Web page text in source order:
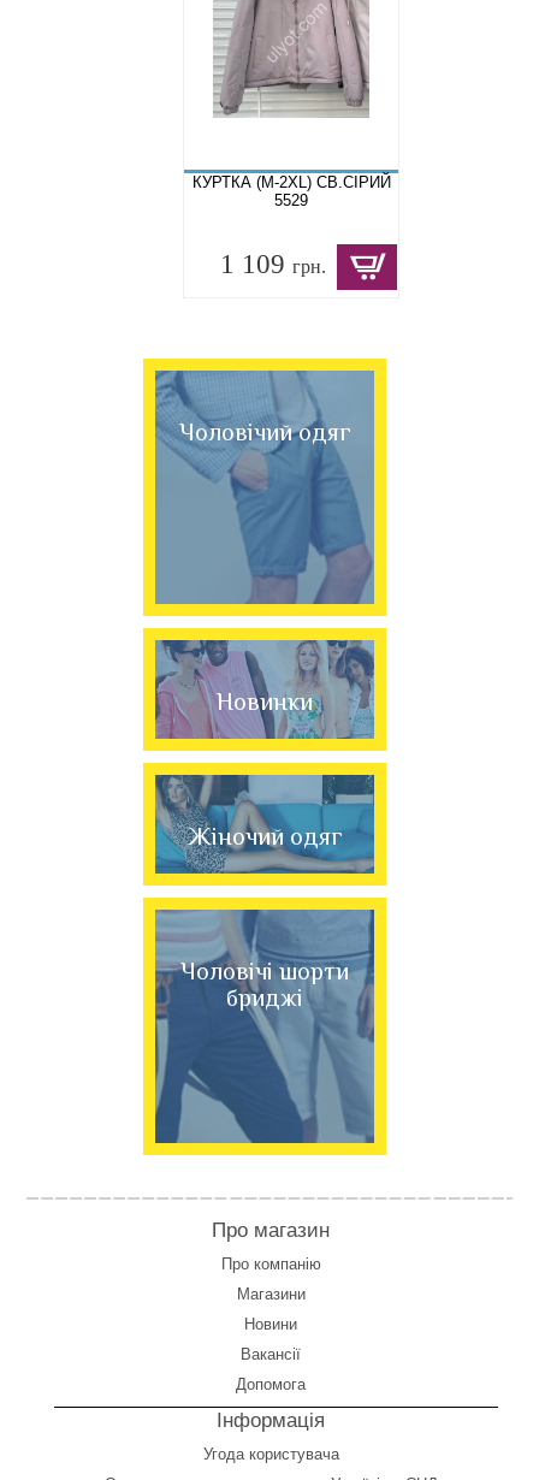
КУРТКА (M-2XL) СВ.СІРИЙ
5529
1 109грн.
Чоловічий одяг
Новинки
Жіночий одяг
Чоловічі шорти
бриджі
Про магазин
Про компанію
Магазини
Новини
Вакансії
Допомога
Інформація
Угода користувача